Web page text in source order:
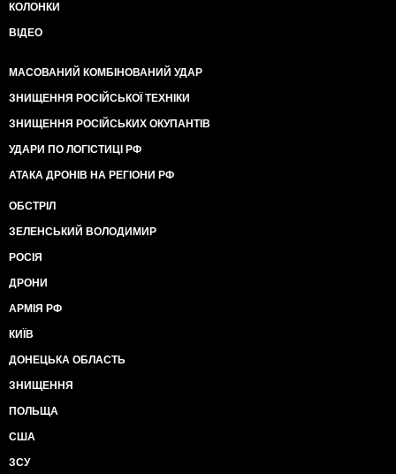
КОЛОНКИ
ВІДЕО
МАСОВАНИЙ КОМБІНОВАНИЙ УДАР
ЗНИЩЕННЯ РОСІЙСЬКОЇ ТЕХНІКИ
ЗНИЩЕННЯ РОСІЙСЬКИХ ОКУПАНТІВ
УДАРИ ПО ЛОГІСТИЦІ РФ
АТАКА ДРОНІВ НА РЕГІОНИ РФ
ОБСТРІЛ
ЗЕЛЕНСЬКИЙ ВОЛОДИМИР
РОСІЯ
ДРОНИ
АРМІЯ РФ
КИЇВ
ДОНЕЦЬКА ОБЛАСТЬ
ЗНИЩЕННЯ
ПОЛЬЩА
США
ЗСУ